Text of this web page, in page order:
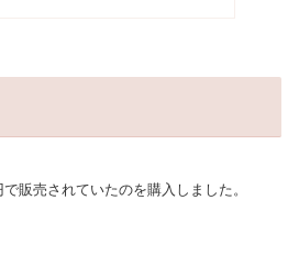
販売されていたのを購入しました。